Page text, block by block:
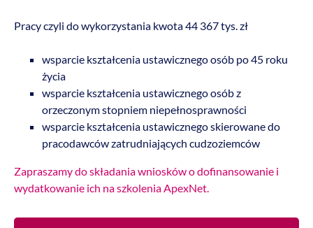
Pracy czyli do wykorzystania kwota 44 367 tys. zł
wsparcie kształcenia ustawicznego osób po 45 roku
życia
wsparcie kształcenia ustawicznego osób z
orzeczonym stopniem niepełnosprawności
wsparcie kształcenia ustawicznego skierowane do
pracodawców zatrudniających cudzoziemców
Zapraszamy do składania wniosków o dofinansowanie i
wydatkowanie ich na szkolenia ApexNet.